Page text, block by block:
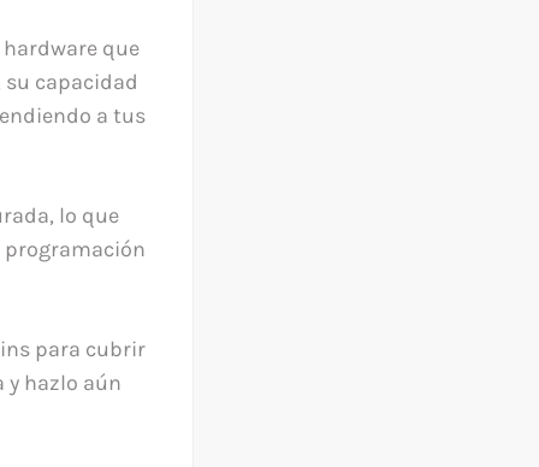
que
su capacidad
a tus
lo que
programación
para cubrir
y hazlo aún